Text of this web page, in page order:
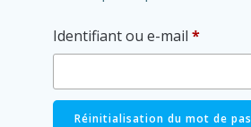
Identifiant ou e-mail *
Réinitialisation du mot de